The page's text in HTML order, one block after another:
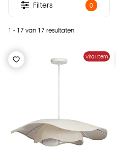
1 - 17 van 17 resultaten
Filters 0
Viral Item